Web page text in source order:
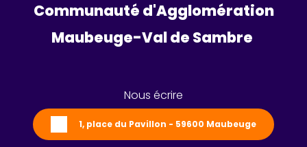
Communauté d'Agglomération
Maubeuge-Val de Sambre
Nous écrire
1, place du Pavillon - 59600 Maubeuge